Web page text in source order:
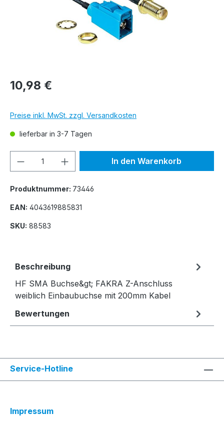
10,98 €
Preise inkl. MwSt. zzgl. Versandkosten
lieferbar in 3-7 Tagen
Produkt Anzahl: Gib denIn den Warenkorb
Produktnummer: 73446
EAN: 4043619885831
SKU: 88583
Beschreibung
HF SMA Buchse&gt; FAKRA Z-Anschluss
weiblich Einbaubuchse mit 200mm Kabel
Bewertungen
Service-Hotline
Impressum